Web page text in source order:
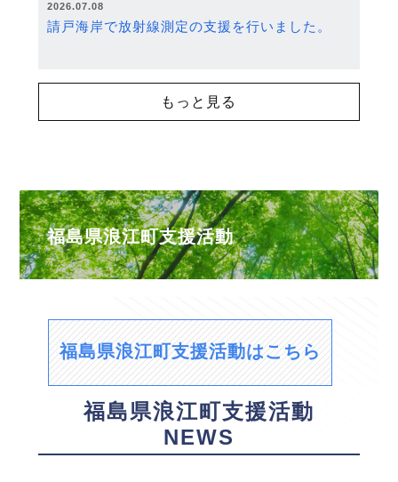
2026.07.08
請戸海岸で放射線測定の支援を行いました。
もっと見る
福島県浪江町支援活動
福島県浪江町支援活動はこちら
福島県浪江町支援活動
NEWS